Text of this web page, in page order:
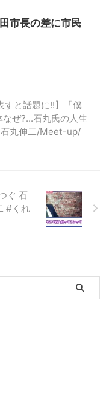
市長の差に市民
すと話題に!!】「僕
ぜ?...石丸氏の人生
石丸伸二/Meet-up/
ぐ 石
#くれ